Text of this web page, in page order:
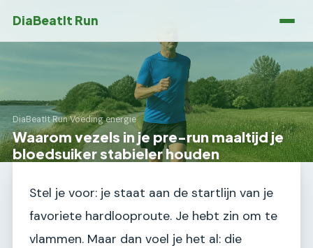
DiaBeatIt Run
DiaBeatIt Run›Voeding energie
Waarom vezels in je pre-run maaltijd je
bloedsuiker stabieler houden
Stel je voor: je staat aan de startlijn van je
favoriete hardlooproute. Je hebt zin om te
vlammen. Maar dan voel je het al: die